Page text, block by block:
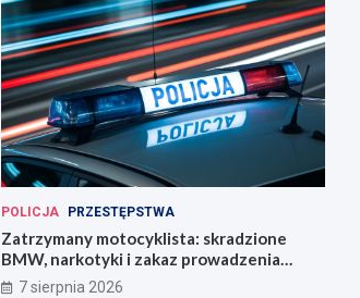
POLICJA PRZESTĘPSTWA
Zatrzymany motocyklista: skradzione
BMW, narkotyki i zakaz prowadzenia
pojazdów
7 sierpnia 2026